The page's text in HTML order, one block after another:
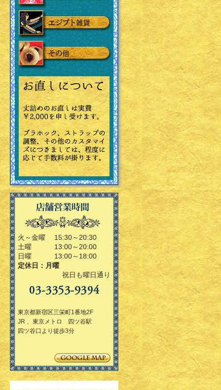
火～金曜
15:30～20:30
土曜
13:00～20:00
日曜
13:00～18:00
定休日：月曜
祝日も曜日通り
東京都新宿区三栄町1番地2F
JR 、東京メトロ 四ツ谷駅
四ツ谷口より徒歩3分